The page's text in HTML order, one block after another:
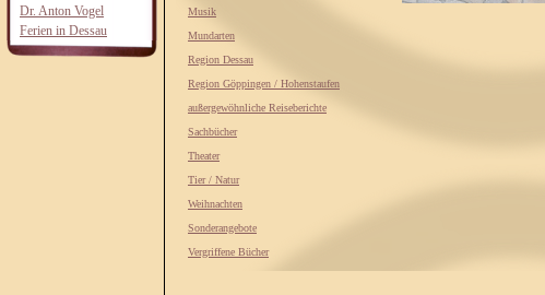
Dr. Anton Vogel
Ferien in Dessau
Musik
Mundarten
Region Dessau
Region Göppingen / Hohenstaufen
außergewöhnliche Reiseberichte
Sachbücher
Theater
Tier / Natur
Weihnachten
Sonderangebote
Vergriffene Bücher